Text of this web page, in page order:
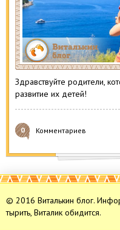
Здравствуйте родители,
развитие их детей!
0 Комментариев
© 2016 Виталькин блог.
тырить, Виталик обидится.